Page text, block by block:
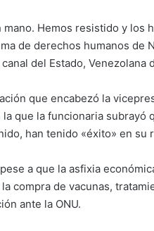
Hemos resistido y los
de derechos humanos de
del Estado, Venezolana
que encabezó la
que la funcionaria subrayó
han tenido «éxito» en su
a que la asfixia
compra de vacunas,
ante la ONU.